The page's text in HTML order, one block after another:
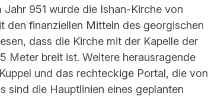
951 wurde die Ishan-Kirche von
den finanziellen Mitteln des georgischen
dass die Kirche mit der Kapelle der
Meter breit ist. Weitere herausragende
und das rechteckige Portal, die von
sind die Hauptlinien eines geplanten